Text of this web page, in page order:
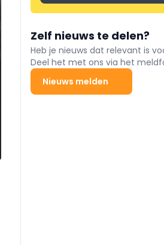
Zelf nieuws te delen?
Heb je nieuws dat relevant is
Deel het met ons via het
Nieuws melden